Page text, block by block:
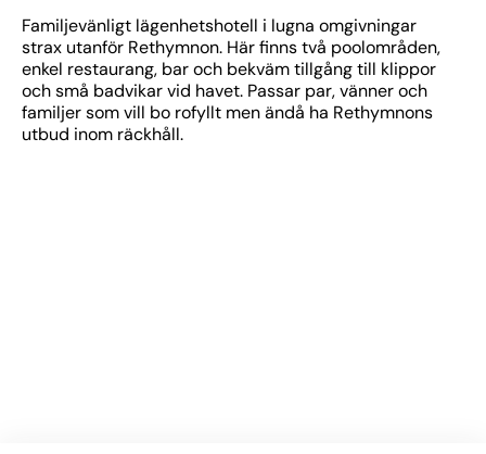
Familjevänligt lägenhetshotell i lugna omgivningar
strax utanför Rethymnon. Här finns två poolområden,
enkel restaurang, bar och bekväm tillgång till klippor
och små badvikar vid havet. Passar par, vänner och
familjer som vill bo rofyllt men ändå ha Rethymnons
utbud inom räckhåll.